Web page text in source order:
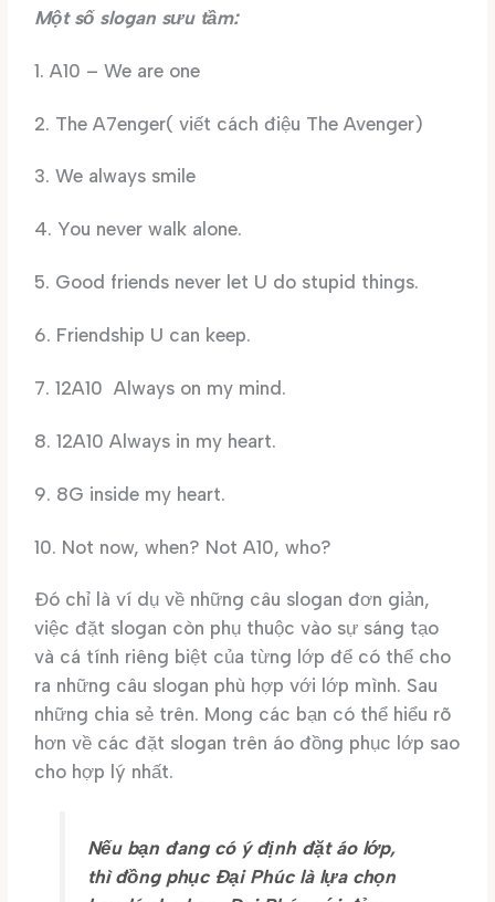
Một số slogan sưu tầm:
1. A10 – We are one
2. The A7enger( viết cách điệu The Avenger)
3. We always smile
4. You never walk alone.
5. Good friends never let U do stupid things.
6. Friendship U can keep.
7. 12A10 Always on my mind.
8. 12A10 Always in my heart.
9. 8G inside my heart.
10. Not now, when? Not A10, who?
Đó chỉ là ví dụ về những câu slogan đơn giản,
việc đặt slogan còn phụ thuộc vào sự sáng tạo
và cá tính riêng biệt của từng lớp để có thể cho
ra những câu slogan phù hợp với lớp mình. Sau
những chia sẻ trên. Mong các bạn có thể hiểu rõ
hơn về các đặt slogan trên áo đồng phục lớp sao
cho hợp lý nhất.
Nếu bạn đang có ý định đặt áo lớp,
thì đồng phục Đại Phúc là lựa chọn